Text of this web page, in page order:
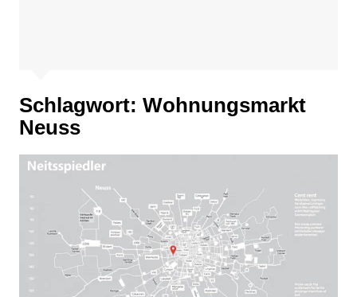
Schlagwort: Wohnungsmarkt
Neuss